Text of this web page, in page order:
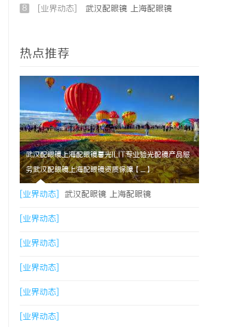
8 [业界动态] 武汉配眼镜 上海配眼镜
热点推荐
武汉配眼镜上海配眼镜暮光ILIT专业验光配镜产品服
务武汉配眼镜上海配眼镜资质保障【....】
[业界动态] 武汉配眼镜 上海配眼镜
[业界动态]
[业界动态]
[业界动态]
[业界动态]
[业界动态]